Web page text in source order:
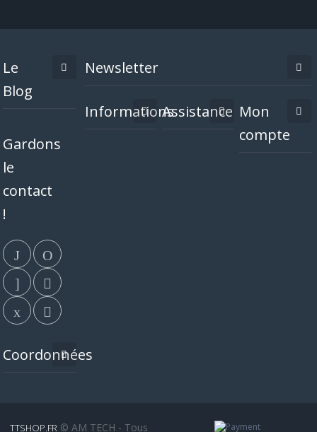
Le
Blog
Gardons
le
contact
!
Coordonnées
Newsletter
InformationsAssistance Mon
compte
TTSHOP.FR © AM TECH - Tous